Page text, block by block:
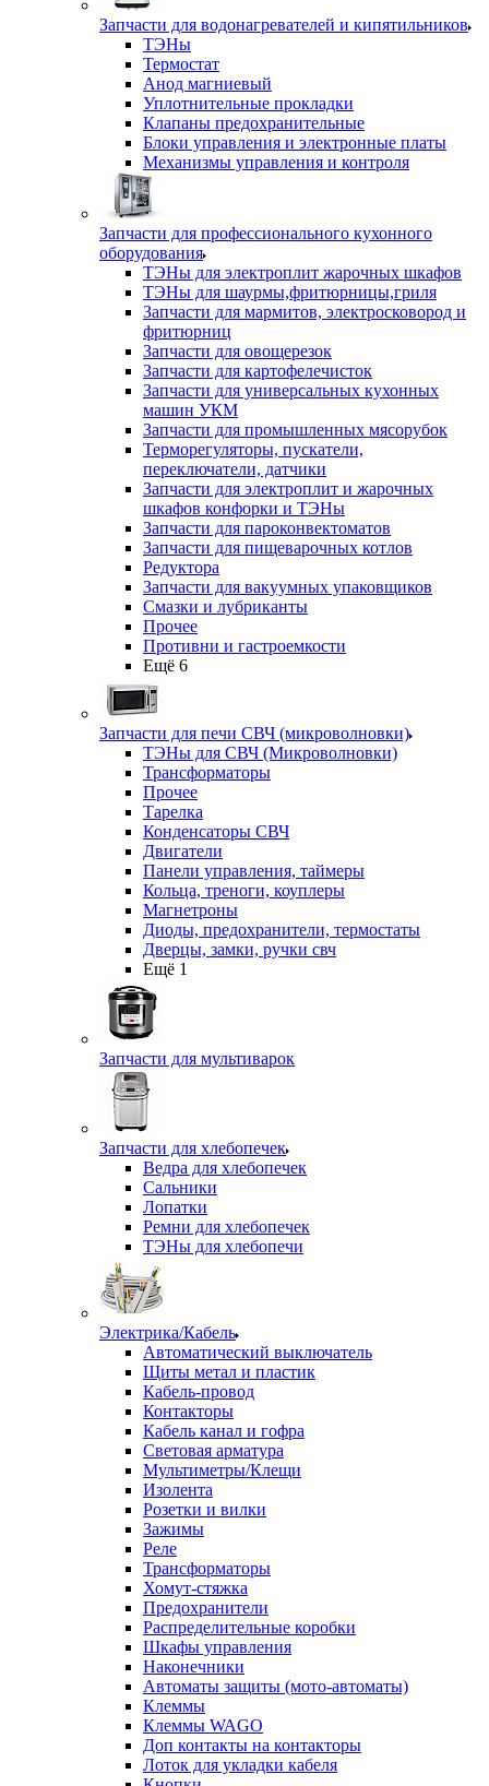
Запчасти для водонагревателей и кипятильников
ТЭНы
Термостат
Анод магниевый
Уплотнительные прокладки
Клапаны предохранительные
Блоки управления и электронные платы
Механизмы управления и контроля
Запчасти для профессионального кухонного
оборудования
ТЭНы для электроплит жарочных шкафов
ТЭНы для шаурмы,фритюрницы,гриля
Запчасти для мармитов, электросковород и
фритюрниц
Запчасти для овощерезок
Запчасти для картофелечисток
Запчасти для универсальных кухонных
машин УКМ
Запчасти для промышленных мясорубок
Терморегуляторы, пускатели,
переключатели, датчики
Запчасти для электроплит и жарочных
шкафов конфорки и ТЭНы
Запчасти для пароконвектоматов
Запчасти для пищеварочных котлов
Редуктора
Запчасти для вакуумных упаковщиков
Смазки и лубриканты
Прочее
Противни и гастроемкости
Ещё 6
Запчасти для печи СВЧ (микроволновки)
ТЭНы для СВЧ (Микроволновки)
Трансформаторы
Прочее
Тарелка
Конденсаторы СВЧ
Двигатели
Панели управления, таймеры
Кольца, треноги, коуплеры
Магнетроны
Диоды, предохранители, термостаты
Дверцы, замки, ручки свч
Ещё 1
Запчасти для мультиварок
Запчасти для хлебопечек
Ведра для хлебопечек
Сальники
Лопатки
Ремни для хлебопечек
ТЭНы для хлебопечи
Электрика/Кабель
Автоматический выключатель
Щиты метал и пластик
Кабель-провод
Контакторы
Кабель канал и гофра
Световая арматура
Мультиметры/Клещи
Изолента
Розетки и вилки
Зажимы
Реле
Трансформаторы
Хомут-стяжка
Предохранители
Распределительные коробки
Шкафы управления
Наконечники
Автоматы защиты (мото-автоматы)
Клеммы
Клеммы WAGO
Доп контакты на контакторы
Лоток для укладки кабеля